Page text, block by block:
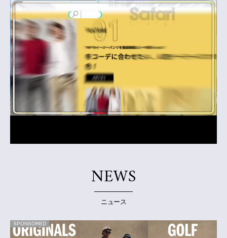
NEWS
ニュース
SPONSORED